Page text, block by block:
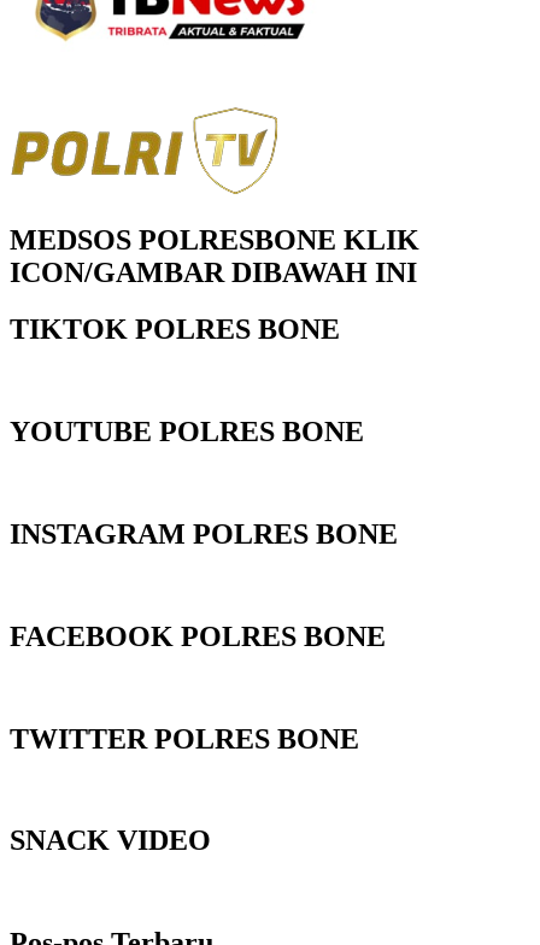
MEDSOS POLRESBONE KLIK
ICON/GAMBAR DIBAWAH INI
TIKTOK POLRES BONE
YOUTUBE POLRES BONE
INSTAGRAM POLRES BONE
FACEBOOK POLRES BONE
TWITTER POLRES BONE
SNACK VIDEO